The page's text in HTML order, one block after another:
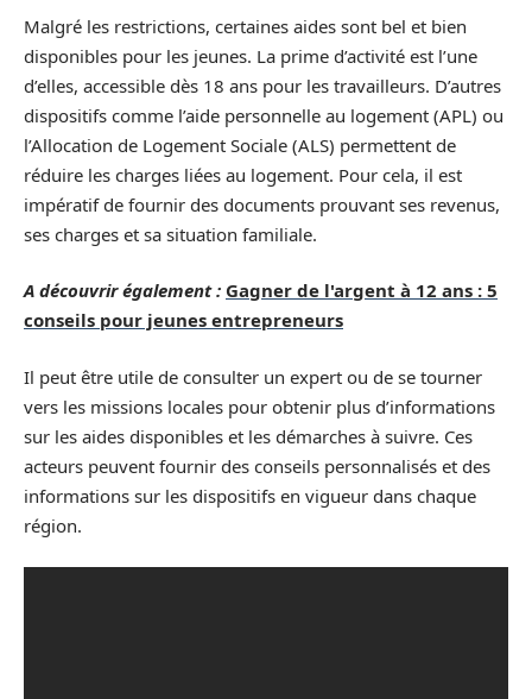
Malgré les restrictions, certaines aides sont bel et bien
disponibles pour les jeunes. La prime d’activité est l’une
d’elles, accessible dès 18 ans pour les travailleurs. D’autres
dispositifs comme l’aide personnelle au logement (APL) ou
l’Allocation de Logement Sociale (ALS) permettent de
réduire les charges liées au logement. Pour cela, il est
impératif de fournir des documents prouvant ses revenus,
ses charges et sa situation familiale.
A découvrir également : Gagner de l'argent à 12 ans : 5
conseils pour jeunes entrepreneurs
Il peut être utile de consulter un expert ou de se tourner
vers les missions locales pour obtenir plus d’informations
sur les aides disponibles et les démarches à suivre. Ces
acteurs peuvent fournir des conseils personnalisés et des
informations sur les dispositifs en vigueur dans chaque
région.